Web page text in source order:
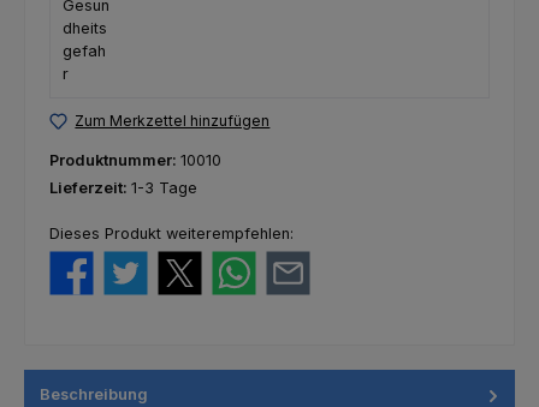
Zum Merkzettel hinzufügen
Produktnummer: 10010
Lieferzeit: 1-3 Tage
Dieses Produkt weiterempfehlen:
Beschreibung